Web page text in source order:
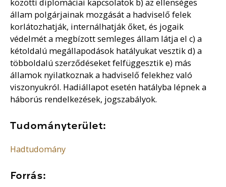
közötti diplomáciai kapcsolatok b) az ellenséges
állam polgárjainak mozgását a hadviselő felek
korlátozhatják, internálhatják őket, és jogaik
védelmét a megbízott semleges állam látja el c) a
kétoldalú megállapodások hatályukat vesztik d) a
többoldalú szerződéseket felfüggesztik e) más
államok nyilatkoznak a hadviselő felekhez való
viszonyukról. Hadiállapot esetén hatályba lépnek a
háborús rendelkezések, jogszabályok.
Tudományterület:
Hadtudomány
Forrás: